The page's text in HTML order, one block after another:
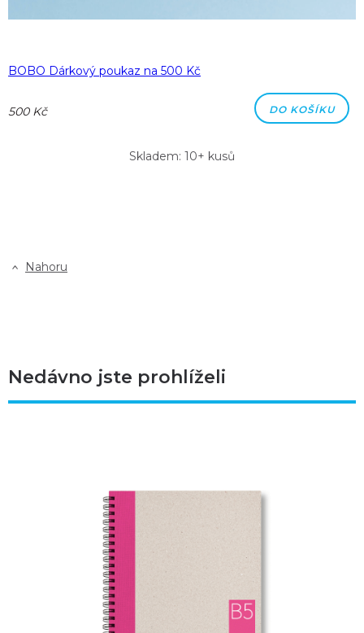
BOBO Dárkový poukaz na 500 Kč
500 Kč DO KOŠÍKU
Skladem: 10+ kusů
Nahoru
Nedávno jste prohlíželi